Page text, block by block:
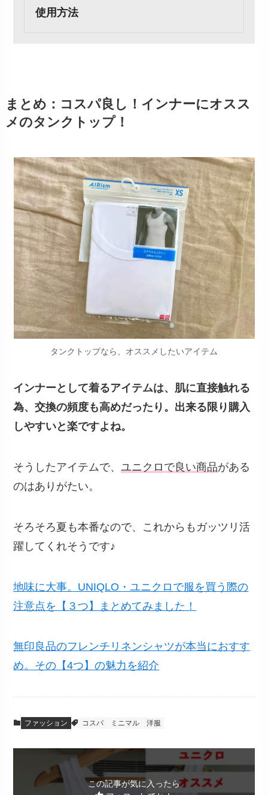
使用方法
まとめ：コスパ良し！インナーにオスス
メのタンクトップ！
タンクトップなら、オススメしたいアイテム
インナーとして着るアイテムは、肌に直接触れる
為、交換の頻度も高めだったり。出来る限り購入
しやすいと楽ですよね。
そうしたアイテムで、ユニクロで良い商品がある
のはありがたい。
そろそろ夏も本番なので、これからもガッツリ活
躍してくれそうです♪
地味に大事。UNIQLO・ユニクロで服を買う際の
注意点を【３つ】まとめてみました！
無印良品のフレンチリネンシャツが本当におすす
め。その【4つ】の魅力を紹介
ファッション コスパ ミニマル 洋服
この記事が気に入ったら